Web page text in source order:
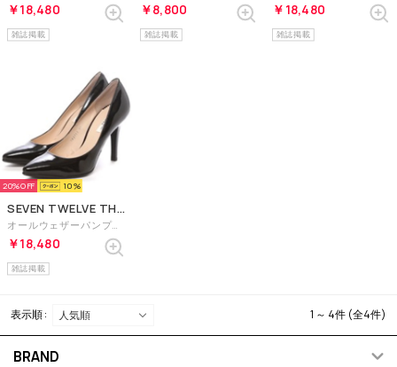
￥18,480
雑誌掲載
￥8,800
雑誌掲載
￥18,480
雑誌掲載
20% 10
SEVEN TWELVE THIRTY
オールウェザーパンプス（ブラックエナメル）
￥18,480
雑誌掲載
表示順 : 1 ～ 4件 (全4件)
BRAND